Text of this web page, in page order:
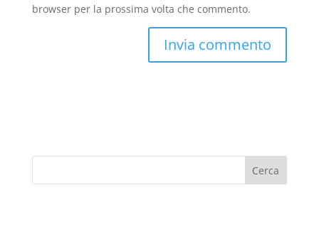
browser per la prossima volta che commento.